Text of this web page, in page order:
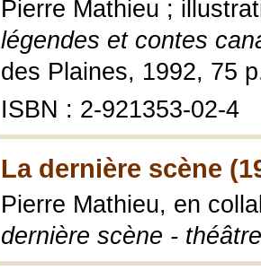
Pierre Mathieu ;
légendes et contes
des Plaines, 1992, 75
ISBN : 2-921353-02-4
La dernière scène
Pierre Mathieu, en
dernière scène - théâtre